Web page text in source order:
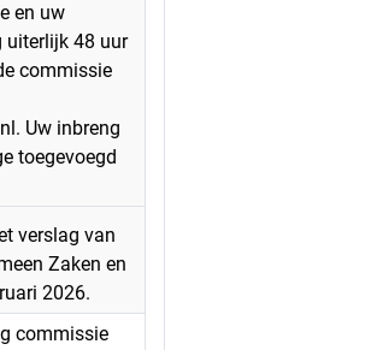
en uw
uiterlijk 48 uur
commissie
Uw inbreng
toegevoegd
verslag van
Zaken en
2026.
commissie